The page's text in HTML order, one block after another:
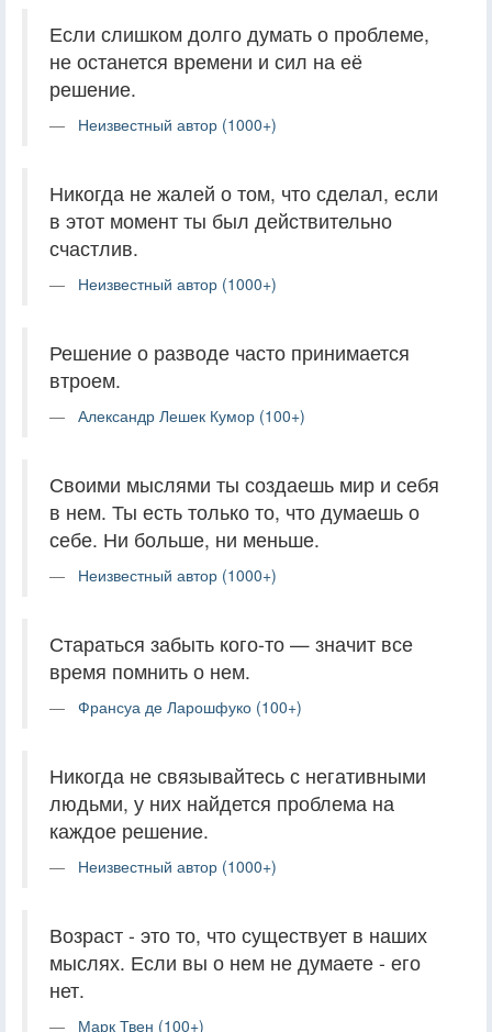
Если слишком долго думать о проблеме,
не останется времени и сил на её
решение.
Неизвестный автор (1000+)
Никогда не жалей о том, что сделал, если
в этот момент ты был действительно
счастлив.
Неизвестный автор (1000+)
Решение о разводе часто принимается
втроем.
Александр Лешек Кумор (100+)
Своими мыслями ты создаешь мир и себя
в нем. Ты есть только то, что думаешь о
себе. Ни больше, ни меньше.
Неизвестный автор (1000+)
Стараться забыть кого-то — значит все
время помнить о нем.
Франсуа де Ларошфуко (100+)
Никогда не связывайтесь с негативными
людьми, у них найдется проблема на
каждое решение.
Неизвестный автор (1000+)
Возраст - это то, что существует в наших
мыслях. Если вы о нем не думаете - его
нет.
Марк Твен (100+)